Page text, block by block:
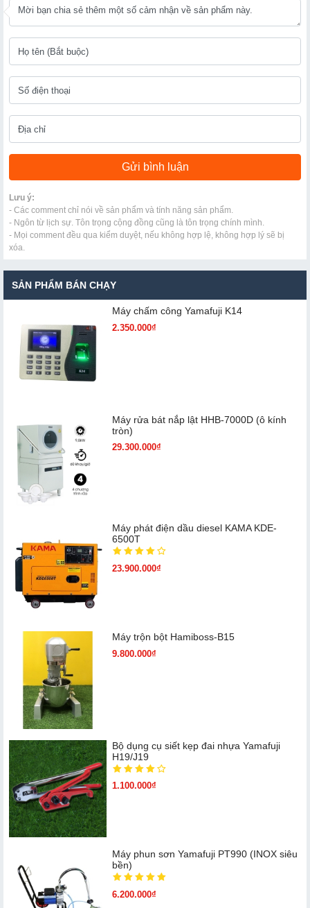
Lưu ý:
- Các comment chỉ nói về sản phẩm và tính năng sản phẩm.
- Ngôn từ lịch sự. Tôn trọng cộng đồng cũng là tôn trọng chính mình.
- Mọi comment đều qua kiểm duyệt, nếu không hợp lệ, không hợp lý sẽ bị
xóa.
SẢN PHẨM BÁN CHẠY
Máy chấm cô​ng Yamafuji K14
2.350.000₫
Máy rửa bát nắp lật HHB-7000D (ô kính
tròn)
29.300.000₫
Máy phát điện dầu diesel KAMA KDE-
6500T
23.900.000₫
Máy trộn bột Hamiboss-B15
9.800.000₫
Bộ dụng cụ siết kẹp đai nhựa Yamafuji
H19/J19
1.100.000₫
Máy phun sơn Yamafuji PT990 (INOX siêu
bền)
6.200.000₫